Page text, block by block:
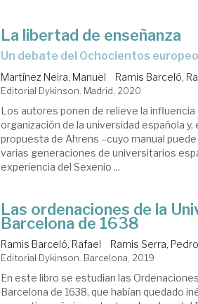
La libertad de enseñanza
un debate del Ochocientos europeo
Martínez Neira, Manuel Ramis Barceló,
Editorial Dykinson. Madrid, 2020
Los autores ponen de relieve la
organización de la universidad española
propuesta de Ahrens –cuyo manual
varias generaciones de universitarios
experiencia del Sexenio ...
Las ordenaciones de la
Barcelona de 1638
Ramis Barceló, Rafael Ramis Serra, Pedro
Editorial Dykinson. Barcelona, 2019
En este libro se estudian las
Barcelona de 1638, que habían quedado